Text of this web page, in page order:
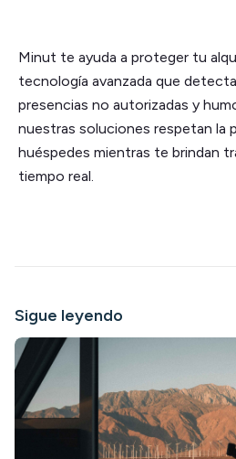
Minut te ayuda a proteger tu
tecnología avanzada que
presencias no autorizadas y
nuestras soluciones respetan la
huéspedes mientras te brindan
tiempo real.
Sigue leyendo